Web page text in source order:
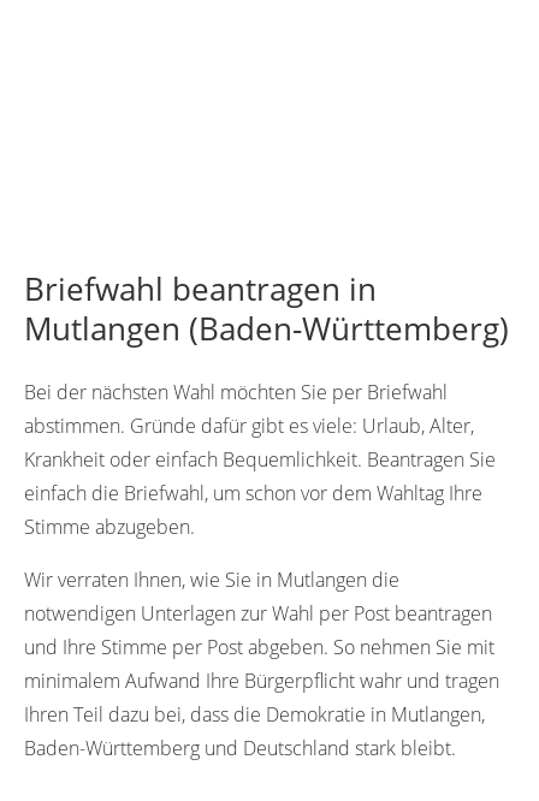
Briefwahl beantragen in
Mutlangen (Baden-Württemberg)
Bei der nächsten Wahl möchten Sie per Briefwahl
abstimmen. Gründe dafür gibt es viele: Urlaub, Alter,
Krankheit oder einfach Bequemlichkeit. Beantragen Sie
einfach die Briefwahl, um schon vor dem Wahltag Ihre
Stimme abzugeben.
Wir verraten Ihnen, wie Sie in Mutlangen die
notwendigen Unterlagen zur Wahl per Post beantragen
und Ihre Stimme per Post abgeben. So nehmen Sie mit
minimalem Aufwand Ihre Bürgerpflicht wahr und tragen
Ihren Teil dazu bei, dass die Demokratie in Mutlangen,
Baden-Württemberg und Deutschland stark bleibt.